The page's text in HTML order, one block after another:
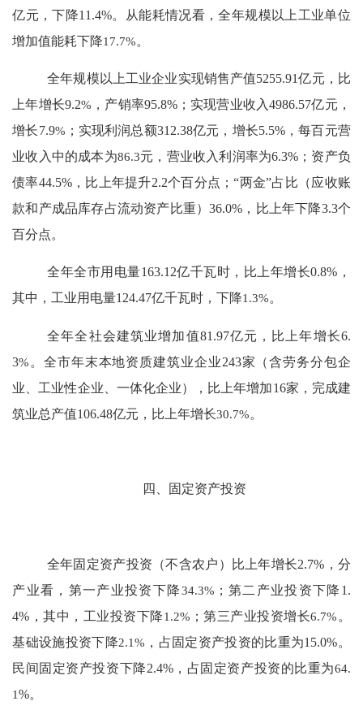
亿元，下降11.4%。
从能耗情况看，全年规模以上工业单位
增加值能耗下降17.7%。
全年规模以上工业企业实现销售产值5255.91亿元，比
上年增长9.2% ，产销率95.8%； 实现营业收入4986.57亿元，
增长7.9% ；实现利润总额312.38亿元，增长5.5%，每百元营
业收入中的成本为86.3元，营业收入利润率为6.3% ；资产负
债率44.5%，比上年提升2.2个百分点；“两金”占比（应收账
款和产成品库存占流动资产比重）36.0% ，比上年下降3.3个
百分点。
全年全市用电量163.12亿千瓦时，比上年增长0.8% ，
其中，工业用电量124.47亿千瓦时， 下降1.3%。
全年全社会建筑业增加值81.97亿元，比上年增长6.
3% 。全市年末本地资质建筑业企业243家（含劳务分包企
业、工业性企业、一体化企业），比上年增加16家，完成建
筑业总产值106.48亿元，比上年增长30.7%。
四、固定资产投资
全年固定资产投资（不含农户） 比上年增长2.7% ，分
产业看，第一产业投资下降34.3% ；第二产业投资下降 1.
4% ，其中， 工业投资下降1.2% ；第三产业投资增长6.7% 。
基础设施投资下降2.1% ，占固定资产投资的比重为15.0%。
民间固定资产投资下降2.4%，占固定资产投资的比重为64.
1%。